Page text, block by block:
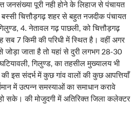
जनसंख्या पूरी नही होने के लिहाज से पंचायत
बस्सी चित्तौड़गढ़ शहर से बहुत नजदीक पंचायत
4. नेतावल गढ़ पाछली, को चित्तौड़गढ़
सब 7 किमी की परिधी में स्थित है। वहीं अगर
जोड़ा जाता है तो यहां से दुरी लगभग 28-30
गिलुण्ड, का तहसील मुख्यालय भी
की इस संदर्भ में कुछ गांव वालों की कुछ आपत्तियाँ
में उत्पन्न समस्याओं का समाधान करावे
सके। की मोजुदगी में अतिरिक्त जिला कलेक्टर